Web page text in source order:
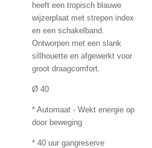
heeft een tropisch blauwe
wijzerplaat met strepen index
en een schakelband.
Ontworpen met een slank
sillhouette en afgewerkt voor
groot draagcomfort.
Ø 40
* Automaat - Wekt energie op
door beweging
* 40 uur gangreserve